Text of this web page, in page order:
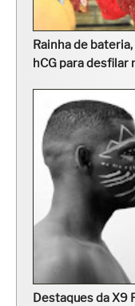
Rainha de
hCG para desfilar
Destaques da X9